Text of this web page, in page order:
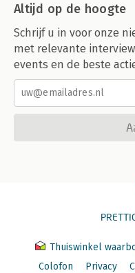
Altijd op de hoogte
Schrijf u in voor onze
met relevante
events en de beste
Thuiswinkel
Colofon
Privacy